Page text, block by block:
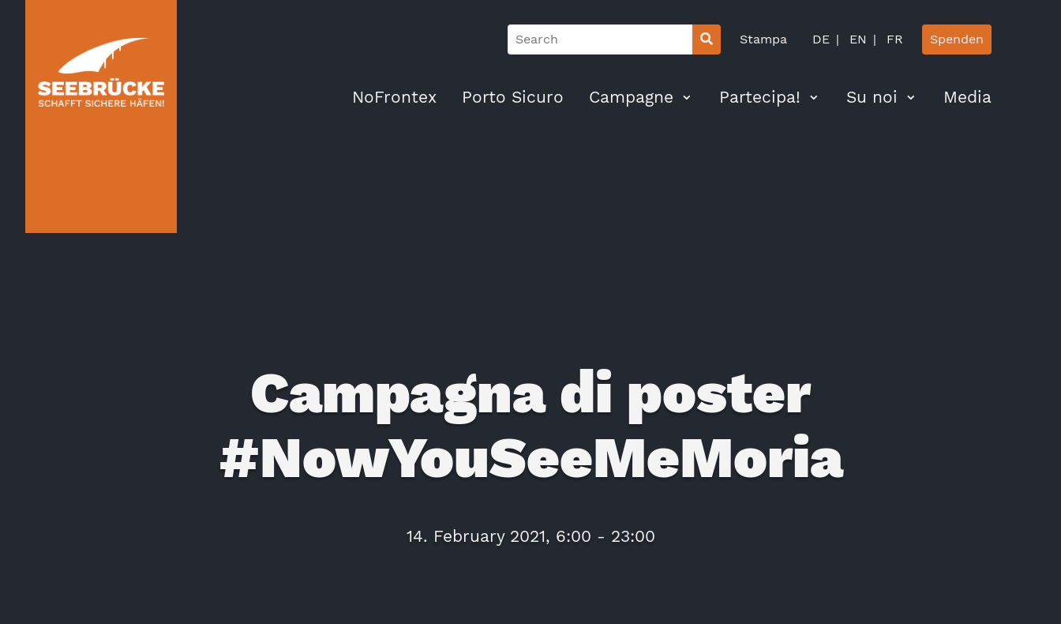
NoFrontex Porto Sicuro Campagne Partecipa! Su noi Media
Stampa DE EN FR Spenden
Campagna di poster
#NowYouSeeMeMoria
14. February 2021, 6:00 - 23:00